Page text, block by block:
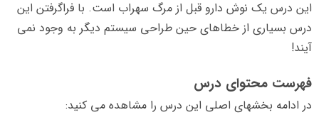
این درس یک نوش دارو قبل از مرگ سهراب است. با فراگرفتن این
درس بسیاری از خطاهای حین طراحی سیستم دیگر به وجود نمی
آیند!
فهرست محتوای درس
در ادامه بخشهای اصلی این درس را مشاهده می کنید: